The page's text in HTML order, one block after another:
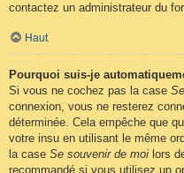
contactez un administrateur du
Haut
Pourquoi suis-je
Si vous ne cochez pas la case
connexion, vous ne resterez
déterminée. Cela empêche que
votre insu en utilisant le même
la case Se souvenir de moi lors
recommandé si vous utilisez un